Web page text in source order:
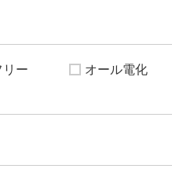
リー
オール電化